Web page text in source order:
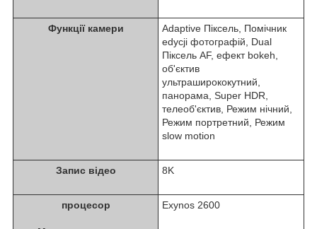
Функції камери
Adaptive Піксель, Помічник
edycji фотографій, Dual
Піксель AF, ефект bokeh,
об'єктив
ультраширококутний,
панорама, Super HDR,
телеоб'єктив, Режим нічний,
Режим портретний, Режим
slow motion
Запис відео 8K
процесор Exynos 2600